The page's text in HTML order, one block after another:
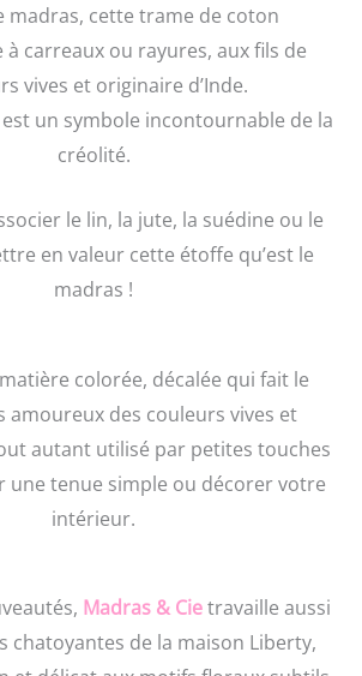
madras, cette trame de coton
carreaux ou rayures, aux fils de
vives et originaire d’Inde.
un symbole incontournable de la
créolité.
le lin, la jute, la suédine ou le
en valeur cette étoffe qu’est le
madras !
colorée, décalée qui fait le
amoureux des couleurs vives et
autant utilisé par petites touches
une tenue simple ou décorer votre
intérieur.
Madras & Cietravaille aussi
chatoyantes de la maison Liberty,